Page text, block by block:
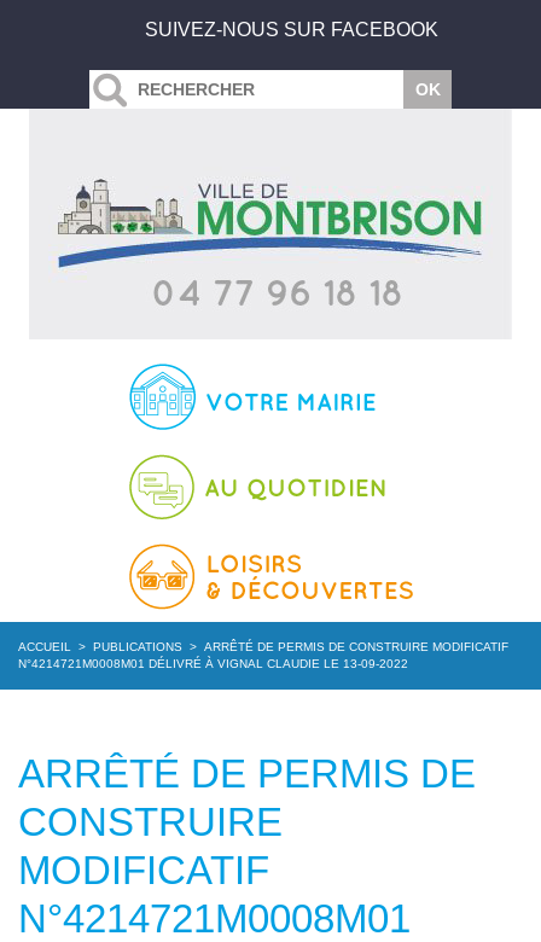
SUIVEZ-NOUS SUR FACEBOOK
ACCUEIL > PUBLICATIONS > ARRÊTÉ DE PERMIS DE CONSTRUIRE MODIFICATIF
N°4214721M0008M01 DÉLIVRÉ À VIGNAL CLAUDIE LE 13-09-2022
ARRÊTÉ DE PERMIS DE
CONSTRUIRE
MODIFICATIF
N°4214721M0008M01